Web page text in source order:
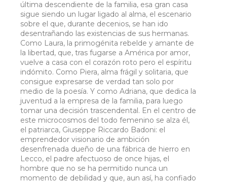
última descendiente de la familia, esa gran casa
sigue siendo un lugar ligado al alma, el escenario
sobre el que, durante decenios, se han ido
desentrañando las existencias de sus hermanas.
Como Laura, la primogénita rebelde y amante de
la libertad, que, tras fugarse a América por amor,
vuelve a casa con el corazón roto pero el espíritu
indómito. Como Piera, alma frágil y solitaria, que
consigue expresarse de verdad tan solo por
medio de la poesía. Y como Adriana, que dedica la
juventud a la empresa de la familia, para luego
tomar una decisión trascendental. En el centro de
este microcosmos del todo femenino se alza él,
el patriarca, Giuseppe Riccardo Badoni: el
emprendedor visionario de ambición
desenfrenada dueño de una fábrica de hierro en
Lecco, el padre afectuoso de once hijas, el
hombre que no se ha permitido nunca un
momento de debilidad y que, aun así, ha confiado